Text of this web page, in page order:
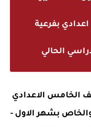
بفرعية
الحالي
الخامس الاعدادي
والخاص بشهر الاول -